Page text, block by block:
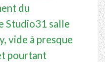
du
Studio31 salle
vide à presque
pourtant